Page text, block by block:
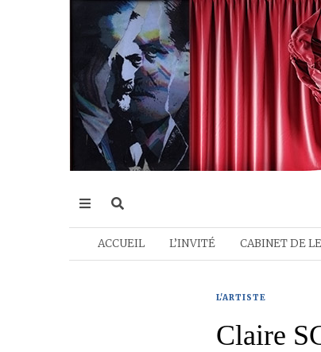
ACCUEIL L’INVITÉ CABINET DE
L'ARTISTE
Claire